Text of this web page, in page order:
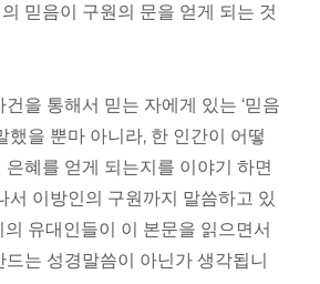
믿음이 구원의 문을 얻게 되는 것
을 통해서 믿는 자에게 있는 ‘믿음
했을 뿐마 아니라, 한 인간이 어떻
혜를 얻게 되는지를 이야기 하면
서 이방인의 구원까지 말씀하고 있
유대인들이 이 본문을 읽으면서
는 성경말씀이 아닌가 생각됩니